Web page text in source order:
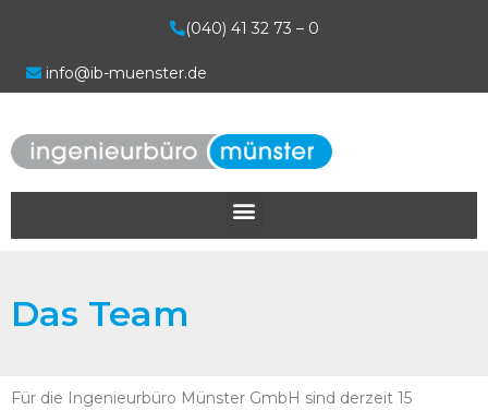
(040) 41 32 73 – 0
info@ib-muenster.de
Das Team
Für die Ingenieurbüro Münster GmbH sind derzeit 15